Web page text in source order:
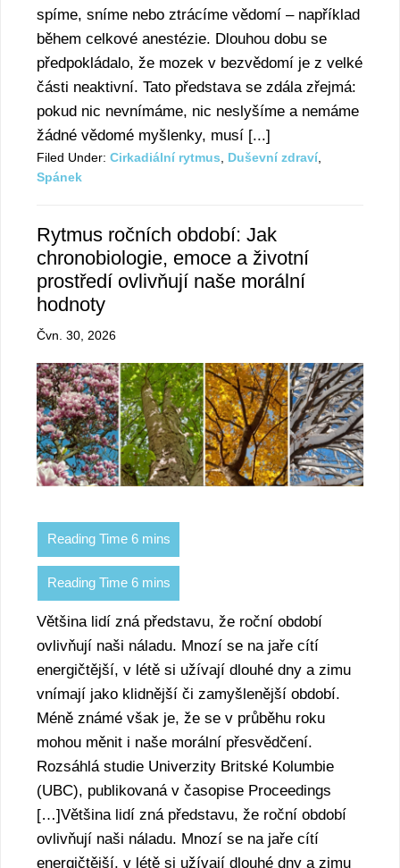
spíme, sníme nebo ztrácíme vědomí – například
během celkové anestézie. Dlouhou dobu se
předpokládalo, že mozek v bezvědomí je z velké
části neaktivní. Tato představa se zdála zřejmá:
pokud nic nevnímáme, nic neslyšíme a nemáme
žádné vědomé myšlenky, musí [...]
Filed Under: Cirkadiální rytmus Duševní zdraví
Spánek
Rytmus ročních období: Jak
chronobiologie, emoce a životní
prostředí ovlivňují naše morální
hodnoty
Čvn. 30, 2026
Většina lidí zná představu, že roční období
ovlivňují naši náladu. Mnozí se na jaře cítí
energičtější, v létě si užívají dlouhé dny a zimu
vnímají jako klidnější či zamyšlenější období.
Méně známé však je, že se v průběhu roku
mohou měnit i naše morální přesvědčení.
Rozsáhlá studie Univerzity Britské Kolumbie
(UBC), publikovaná v časopise Proceedings
[…]Většina lidí zná představu, že roční období
ovlivňují naši náladu. Mnozí se na jaře cítí
energičtější, v létě si užívají dlouhé dny a zimu